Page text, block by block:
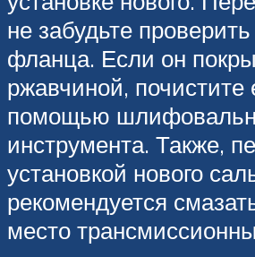
не забудьте
фланца. Если он
ржавчиной, почистите
помощью
инструмента. Также,
установкой нового
рекомендуется
место